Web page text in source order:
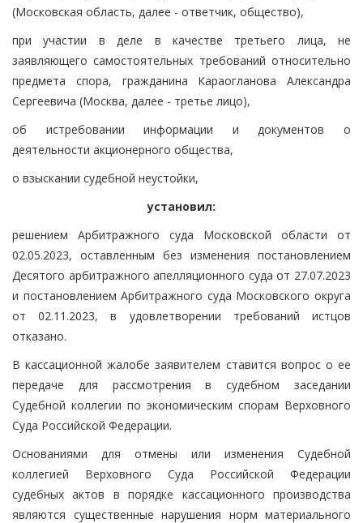
(Московская область, далее - ответчик, общество),
при участии в деле в качестве третьего лица, не
заявляющего самостоятельных требований относительно
предмета спора, гражданина Караогланова Александра
Сергеевича (Москва, далее - третье лицо),
об истребовании информации и документов о
деятельности акционерного общества,
о взыскании судебной неустойки,
установил:
решением Арбитражного суда Московской области от
02.05.2023, оставленным без изменения постановлением
Десятого арбитражного апелляционного суда от 27.07.2023
и постановлением Арбитражного суда Московского округа
от 02.11.2023, в удовлетворении требований истцов
отказано.
В кассационной жалобе заявителем ставится вопрос о ее
передаче для рассмотрения в судебном заседании
Судебной коллегии по экономическим спорам Верховного
Суда Российской Федерации.
Основаниями для отмены или изменения Судебной
коллегией Верховного Суда Российской Федерации
судебных актов в порядке кассационного производства
являются существенные нарушения норм материального